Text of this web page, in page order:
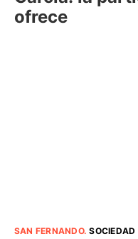
ofrece
SAN FERNANDO.SOCIEDAD